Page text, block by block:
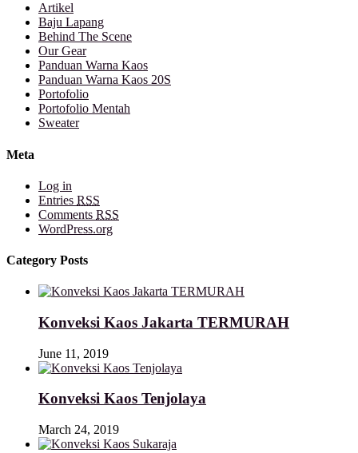
Artikel
Baju Lapang
Behind The Scene
Our Gear
Panduan Warna Kaos
Panduan Warna Kaos 20S
Portofolio
Portofolio Mentah
Sweater
Meta
Log in
Entries RSS
Comments RSS
WordPress.org
Category Posts
Konveksi Kaos Jakarta TERMURAH
June 11, 2019
Konveksi Kaos Tenjolaya
March 24, 2019